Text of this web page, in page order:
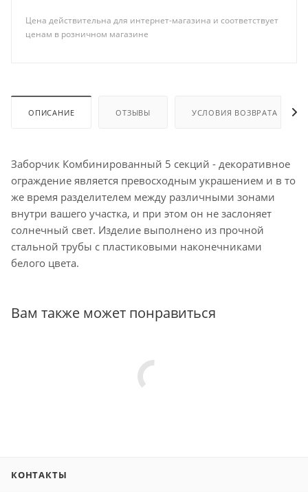
Цена действительна для интернет-магазина и соответствует
ценам в розничном магазине
ОПИСАНИЕ ОТЗЫВЫ УСЛОВИЯ ВОЗВРАТА
Заборчик Комбинированный 5 секций - декоративное
ограждение является превосходным украшением и в то
же время разделителем между различными зонами
внутри вашего участка, и при этом он не заслоняет
солнечный свет. Изделие выполнено из прочной
стальной трубы с пластиковыми наконечниками
белого цвета.
Вам также может понравиться
КОНТАКТЫ